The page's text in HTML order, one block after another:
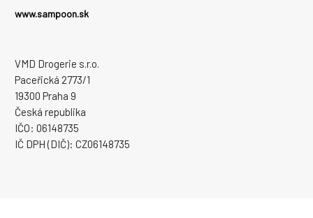
www.sampoon.sk
VMD Drogerie s.r.o.
Paceřická 2773/1
19300 Praha 9
Česká republika
IČO: 06148735
IČ DPH (DIČ): CZ06148735